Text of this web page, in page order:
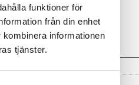
funktioner för
från din enhet
informationen
tjänster.